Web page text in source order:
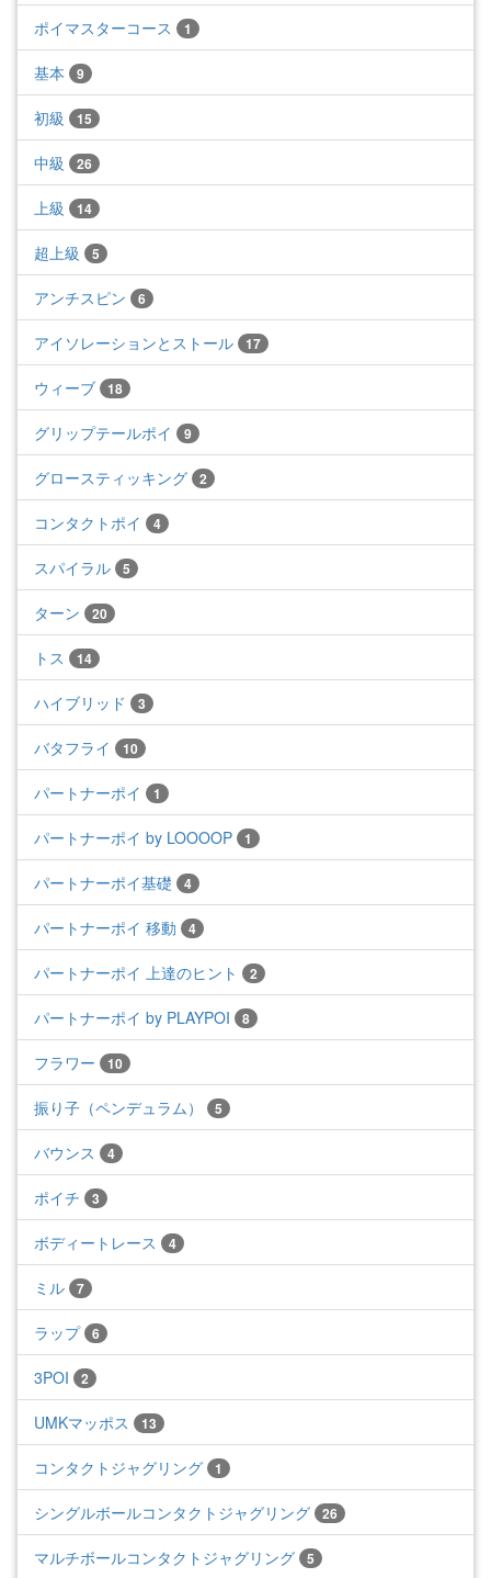
ポイマスターコース 1
基本 9
初級 15
中級 26
上級 14
超上級 5
アンチスピン 6
アイソレーションとストール 17
ウィーブ 18
グリップテールポイ 9
グロースティッキング 2
コンタクトポイ 4
スパイラル 5
ターン 20
トス 14
ハイブリッド 3
バタフライ 10
パートナーポイ 1
パートナーポイ by LOOOOP 1
パートナーポイ基礎 4
パートナーポイ 移動 4
パートナーポイ 上達のヒント 2
パートナーポイ by PLAYPOI 8
フラワー 10
振り子（ペンデュラム） 5
バウンス 4
ポイチ 3
ボディートレース 4
ミル 7
ラップ 6
3POI 2
UMKマッポス 13
コンタクトジャグリング 1
シングルボールコンタクトジャグリング 26
マルチボールコンタクトジャグリング 5